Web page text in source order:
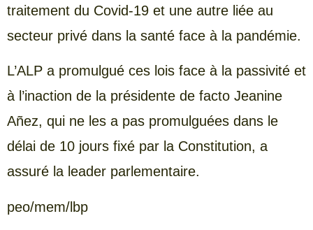
traitement du Covid-19 et une autre liée au
secteur privé dans la santé face à la pandémie.
L’ALP a promulgué ces lois face à la passivité et
à l’inaction de la présidente de facto Jeanine
Añez, qui ne les a pas promulguées dans le
délai de 10 jours fixé par la Constitution, a
assuré la leader parlementaire.
peo/mem/lbp